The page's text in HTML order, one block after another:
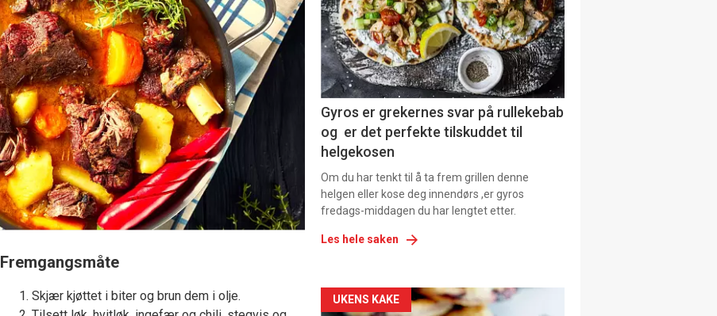
Fremgangsmåte
Skjær kjøttet i biter og brun dem i olje.
-
section
11
Dagens
rett
Gyros er grekernes svar på rullekebab
og er det perfekte tilskuddet til
helgekosen
Om du har tenkt til å ta frem grillen denne
helgen eller kose deg innendørs ,er gyros
fredags-middagen du har lengtet etter.
Les hele saken
Artikler
UKENS KAKE